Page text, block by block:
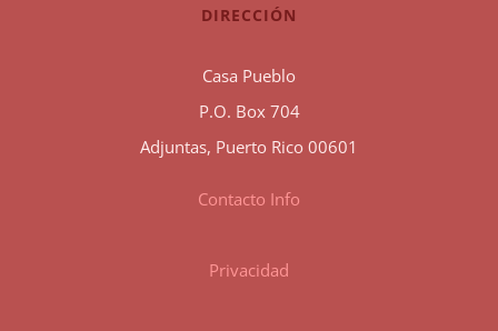
DIRECCIÓN
Casa Pueblo
P.O. Box 704
Adjuntas, Puerto Rico 00601
Contacto Info
Privacidad